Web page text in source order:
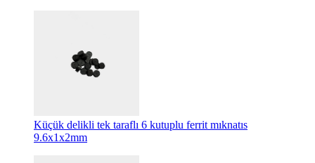
Küçük delikli tek taraflı 6 kutuplu ferrit mıknatıs
9.6x1x2mm